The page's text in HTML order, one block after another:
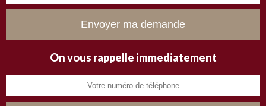
On vous rappelle immediatement